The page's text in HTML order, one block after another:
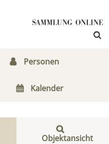
Personen
Kalender
Objektansicht